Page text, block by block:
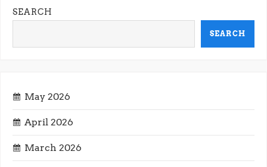
t
n
v
i
g
SEARCH
SEARCH
May 2026
April 2026
March 2026